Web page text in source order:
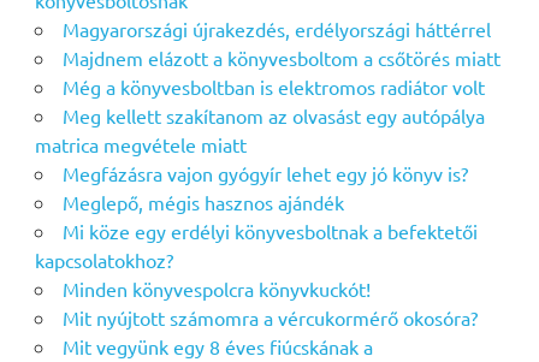
Magyarországi újrakezdés, erdélyországi háttérrel
Majdnem elázott a könyvesboltom a csőtörés miatt
Még a könyvesboltban is elektromos radiátor volt
Meg kellett szakítanom az olvasást egy autópálya
matrica megvétele miatt
Megfázásra vajon gyógyír lehet egy jó könyv is?
Meglepő, mégis hasznos ajándék
Mi köze egy erdélyi könyvesboltnak a befektetői
kapcsolatokhoz?
Minden könyvespolcra könyvkuckót!
Mit nyújtott számomra a vércukormérő okosóra?
Mit vegyünk egy 8 éves fiúcskának a